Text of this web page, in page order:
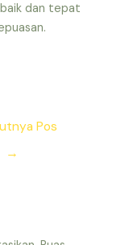
dan tepat
Pos
→